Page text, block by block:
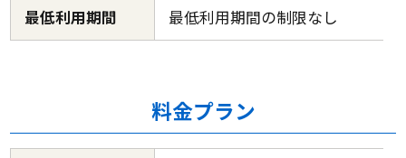
最低利用期間 最低利用期間の制限なし
料金プラン